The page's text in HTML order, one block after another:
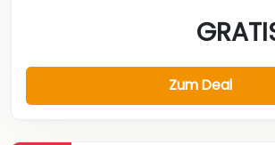
Zum Deal